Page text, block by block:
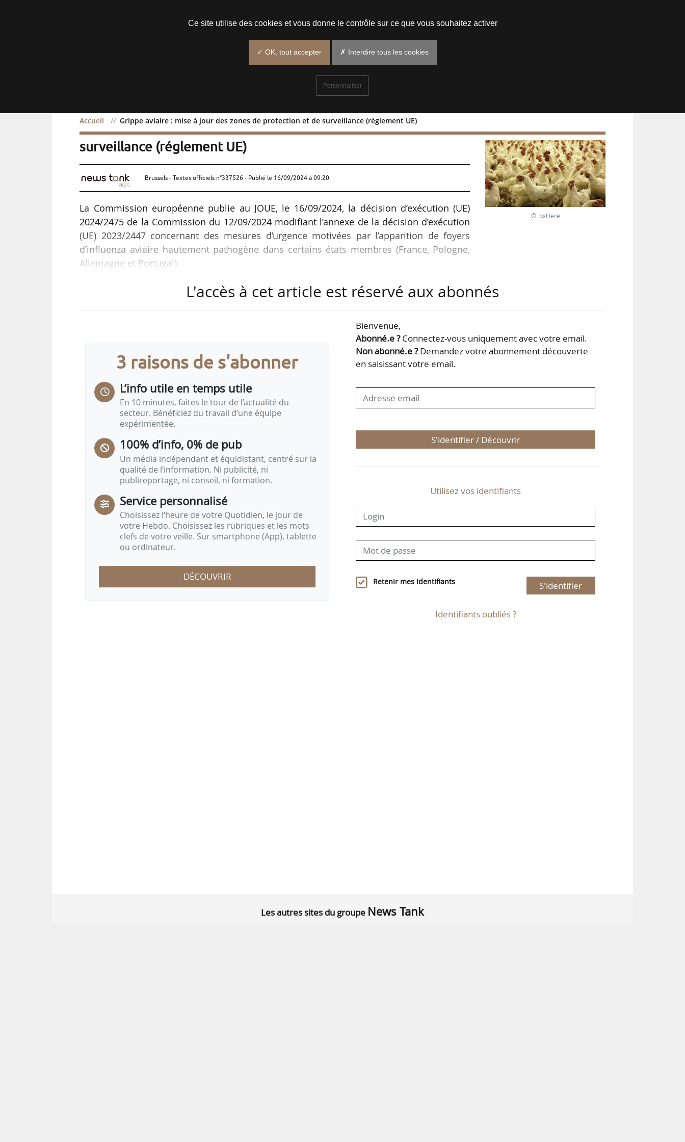
Accueil Grippe aviaire : mise à jour des zones de protection et de surveillance (réglement UE)
Grippe aviaire : mise à jour des zones de protection et de
surveillance (réglement UE)
Brussels - Textes officiels n°337526 - Publié le 16/09/2024 à 09:20
La Commission européenne publie au JOUE, le 16/09/2024, la décision d’exécution (UE)
2024/2475 de la Commission du 12/09/2024 modifiant l’annexe de la décision d’exécution
(UE) 2023/2447 concernant des mesures d’urgence motivées par l’apparition de foyers
d’influenza aviaire hautement pathogène dans certains états membres (France, Pologne,
Allemagne et Portugal).
Cette décision d’exécution prend en compte les évolutions de l’épidémie, ainsi que les
mise à jour permettra également de « prévenir toute perturbation inutile des échanges
dans l’Union et éviter que des pays tiers n’imposent des entraves injustifiées aux…
© pxHere
L'accès à cet article est réservé aux abonnés
3 raisons de s'abonner
L’info utile en temps utile
En 10 minutes, faites le tour de l’actualité du
secteur. Bénéficiez du travail d’une équipe
expérimentée.
100% d’info, 0% de pub
Un média indépendant et équidistant, centré sur la
qualité de l’information. Ni publicité, ni
publireportage, ni conseil, ni formation.
Service personnalisé
Choisissez l‘heure de votre Quotidien, le jour de
votre Hebdo. Choisissez les rubriques et les mots
clefs de votre veille. Sur smartphone (App), tablette
ou ordinateur.
DÉCOUVRIR
Bienvenue,
Abonné.e ?Connectez-vous uniquement avec votre email.
Non abonné.e ?Demandez votre abonnement découverte
en saisissant votre email.
S'identifier / Découvrir
Utilisez vos identifiants
Retenir mes identifiants S'identifier
Identifiants oubliés ?
Les autres sites du groupe News Tank
Ce site utilise des cookies et vous donne le contrôle sur ce que vous souhaitez activer
✓ OK, tout accepter ✗ Interdire tous les cookies
Personnaliser